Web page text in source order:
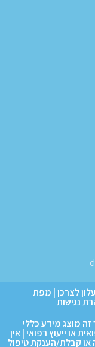
עלון לצרכן| מפת
נגישות
מוצג מידע כללי
או ייעוץ רפואי | אין
קבלת/הענקת טיפול